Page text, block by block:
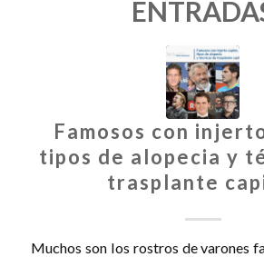
Famosos con
tipos de alopecia y
trasplante
Muchos son los rostros de varones